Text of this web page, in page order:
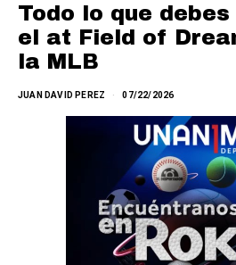
Todo lo que
el at Field of
la MLB
JUAN DAVID PEREZ 07/22/2026